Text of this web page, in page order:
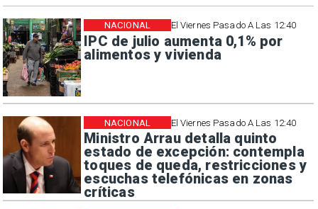
El Viernes Pasado A Las 12:40
IPC de julio aumenta 0,1% por
alimentos y vivienda
NACIONAL
El Viernes Pasado A Las 12:40
Ministro Arrau detalla quinto
estado de excepción: contempla
toques de queda, restricciones y
escuchas telefónicas en zonas
críticas
NACIONAL